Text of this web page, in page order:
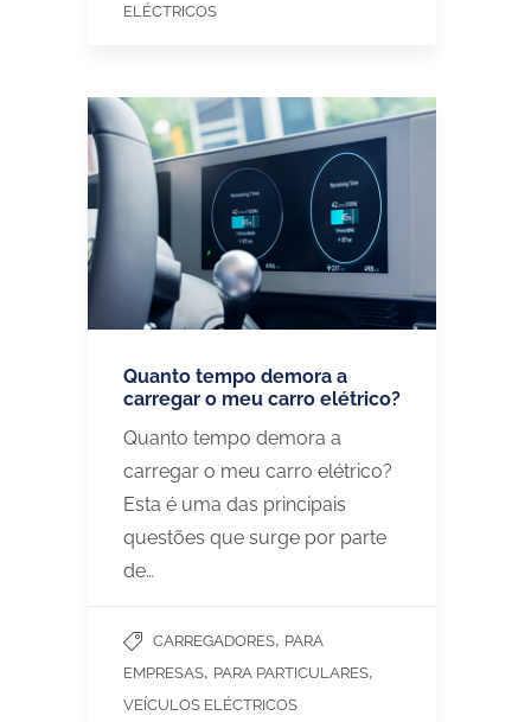
ELÉCTRICOS
Quanto tempo demora a
carregar o meu carro elétrico?
Quanto tempo demora a
carregar o meu carro elétrico?
Esta é uma das principais
questões que surge por parte
de…
CARREGADORES, PARA
EMPRESAS, PARA PARTICULARES,
VEÍCULOS ELÉCTRICOS